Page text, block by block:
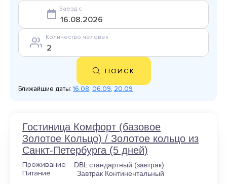
Заезд с
Количество человек
ПОИСК
Ближайшие даты: 16.08, 06.09, 20.09
Гостиница Комфорт (базовое
Золотое Кольцо) / Золотое кольцо из
Санкт-Петербурга (5 дней)
Проживание DBL стандартный (завтрак)
Питание Завтрак Континентальный